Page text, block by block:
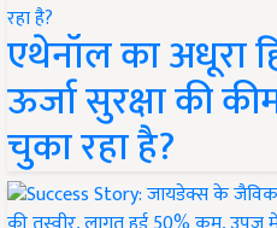
एथेनॉल का अधूरा
ऊर्जा सुरक्षा की
चुका रहा है?